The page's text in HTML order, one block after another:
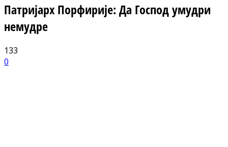
Патријарх Порфирије: Да Господ умудри
немудре
133
0